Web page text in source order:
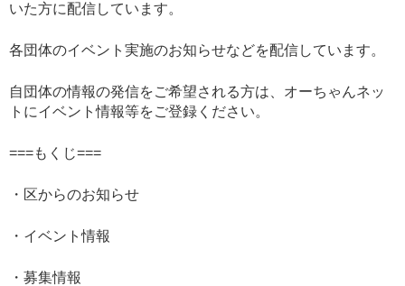
いた方に配信しています。
各団体のイベント実施のお知らせなどを配信しています。
自団体の情報の発信をご希望される方は、オーちゃんネッ
トにイベント情報等をご登録ください。
===もくじ===
・区からのお知らせ
・イベント情報
・募集情報